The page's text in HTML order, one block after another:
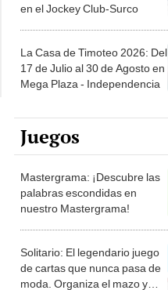
en el Jockey Club-Surco
La Casa de Timoteo 2026: Del
17 de Julio al 30 de Agosto en
Mega Plaza - Independencia
Juegos
Mastergrama: ¡Descubre las
palabras escondidas en
nuestro Mastergrama!
Solitario: El legendario juego
de cartas que nunca pasa de
moda. Organiza el mazo y